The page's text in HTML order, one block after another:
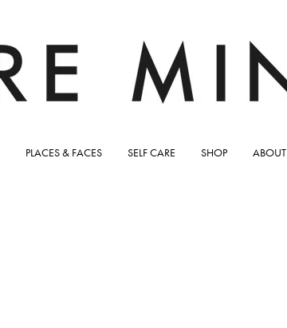
PLACES & FACES SELF CARE SHOP ABOUT